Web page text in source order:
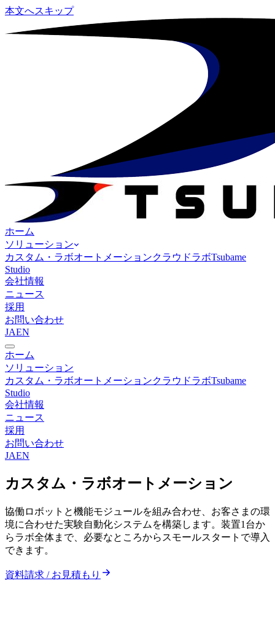
本文へスキップ
ホーム
ソリューション
カスタム・ラボオートメーションクラウドラボTsubame
Studio
会社情報
ニュース
採用
お問い合わせ
JAEN
ホーム
ソリューション
カスタム・ラボオートメーションクラウドラボTsubame
Studio
会社情報
ニュース
採用
お問い合わせ
JAEN
カスタム・ラボオートメーション
協働ロボットと機能モジュールを組み合わせ、お客さまの環
境に合わせた実験自動化システムを構築します。装置1台か
らラボ全体まで、必要なところからスモールスタートで導入
できます。
資料請求 / お見積もり